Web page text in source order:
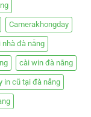
Camerakhongday
đà nẵng
cài win đà nẵng
in cũ tại đà nẵng